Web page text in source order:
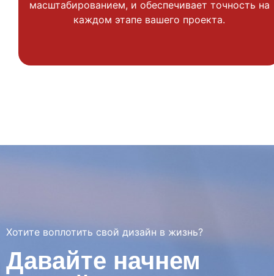
масштабированием, и обеспечивает точность на
каждом этапе вашего проекта.
Хотите воплотить свой дизайн в жизнь?
Давайте начнем